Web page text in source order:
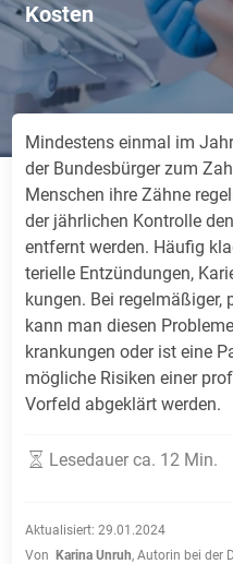
Kosten
Min­des­tens ein­mal im
der Bun­des­bür­ger zum
Men­schen ihre Zäh­ne
der jähr­li­chen Kon­trol­le
ent­fernt wer­den. Häu­fig
te­ri­el­le Ent­zün­dun­gen,
kun­gen. Bei
kann man die­sen
kran­kun­gen oder ist ei­ne
mög­li­che Ri­si­ken ei­ner
Vor­feld ab­ge­klärt wer­den.
Aktualisiert: 29.01.2024
Von
Karina Unruh, Autorin bei der
Lesedauer ca. 12 Min.